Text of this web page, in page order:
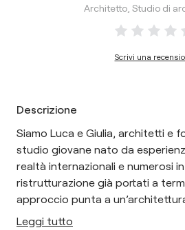
Architetto, Studio di
Scrivi una
Descrizione
Siamo Luca e Giulia, architetti e
studio giovane nato da
realtà internazionali e numerosi
ristrutturazione già portati a
approccio punta a
Leggi tutto